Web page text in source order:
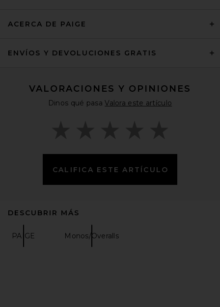
ACERCA DE PAIGE
ENVÍOS Y DEVOLUCIONES GRATIS
VALORACIONES Y OPINIONES
Dinos qué pasaValora este artículo
CALIFICA ESTE ARTÍCULO
DESCUBRIR MÁS
PAIGE Monos/Overalls